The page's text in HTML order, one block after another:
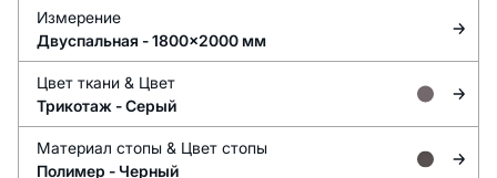
Измерение
Двуспальная - 1800x2000 мм
Цвет ткани & Цвет
Трикотаж -Серый
Материал стопы & Цвет стопы
Полимер - Черный